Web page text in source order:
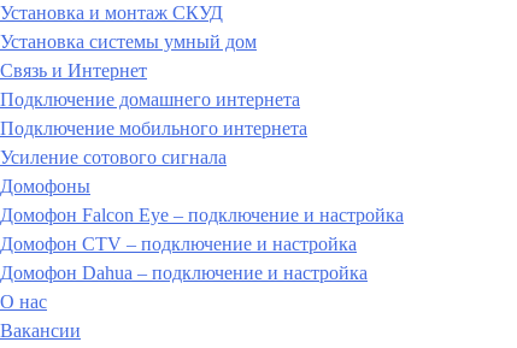
Установка и монтаж СКУД
Установка системы умный дом
Связь и Интернет
Подключение домашнего интернета
Подключение мобильного интернета
Усиление сотового сигнала
Домофоны
Домофон Falcon Eye – подключение и настройка
Домофон CTV – подключение и настройка
Домофон Dahua – подключение и настройка
О нас
Вакансии